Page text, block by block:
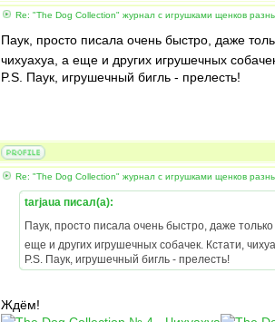
Re: "The Dog Collection" журнал с игрушками щенков
Паук, просто писала очень быстро, даже
чихуахуа, а еще и других игрушечных
P.S. Паук, игрушечный бигль - прелесть!
Re: "The Dog Collection" журнал с игрушками щенков
tarjaua писал(а):
Паук, просто писала очень быстро, даже
еще и других игрушечных собачек. Кстати,
P.S. Паук, игрушечный бигль - прелесть!
Ждём!